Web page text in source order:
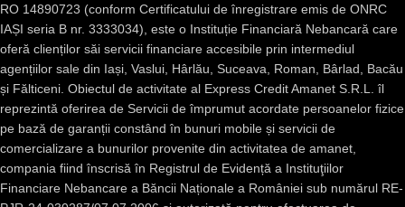
RO 14890723 (conform Certificatului de înregistrare emis de ONRC
IAȘI seria B nr. 3333034), este o Instituție Financiară Nebancară care
oferă clienților săi servicii financiare accesibile prin intermediul
agențiilor sale din Iași, Vaslui, Hârlău, Suceava, Roman, Bârlad, Bacău
și Fălticeni. Obiectul de activitate al Express Credit Amanet S.R.L. îl
reprezintă oferirea de Servicii de împrumut acordate persoanelor fizice
pe bază de garanții constând în bunuri mobile și servicii de
comercializare a bunurilor provenite din activitatea de amanet,
compania fiind înscrisă în Registrul de Evidență a Instituţiilor
Financiare Nebancare a Băncii Naționale a României sub numărul RE-